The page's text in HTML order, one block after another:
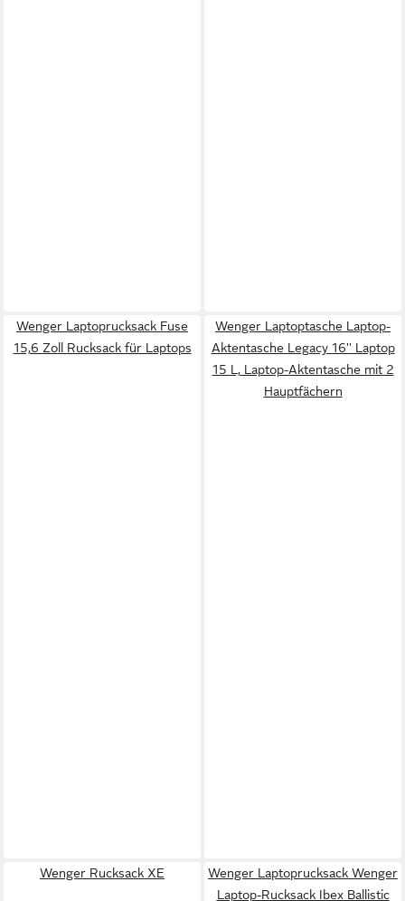
Wenger Laptoprucksack Fuse
15,6 Zoll Rucksack für Laptops
Wenger Laptoptasche Laptop-
Aktentasche Legacy 16'' Laptop
15 L, Laptop-Aktentasche mit 2
Hauptfächern
Wenger Rucksack XE
Wenger Laptoprucksack Wenger
Laptop-Rucksack Ibex Ballistic